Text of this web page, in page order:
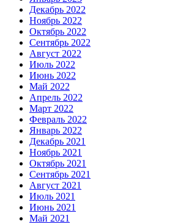
Декабрь 2022
Ноябрь 2022
Октябрь 2022
Сентябрь 2022
Август 2022
Июль 2022
Июнь 2022
Май 2022
Апрель 2022
Март 2022
Февраль 2022
Январь 2022
Декабрь 2021
Ноябрь 2021
Октябрь 2021
Сентябрь 2021
Август 2021
Июль 2021
Июнь 2021
Май 2021